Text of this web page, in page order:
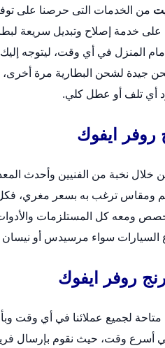
من الخدمات التى حرصنا على
خدمة إصلاح وتبديل سريعة
المنزل في أي وقت، ليتوجه
جيدة لشحن البطارية مرة أخرى،
أي تلف أو عطل كلي.
ايفوك
خلال نخبة من الفنيين وأحدث
ومقاس ترغب به بسعر مغري،
ومعه كل المستلزمات
السيارات سواء مرسيدس أو
روفر ايفوك
متاحة لجميع عملائنا في أي وقت
أسرع وقت، حيث نقوم بإرسال